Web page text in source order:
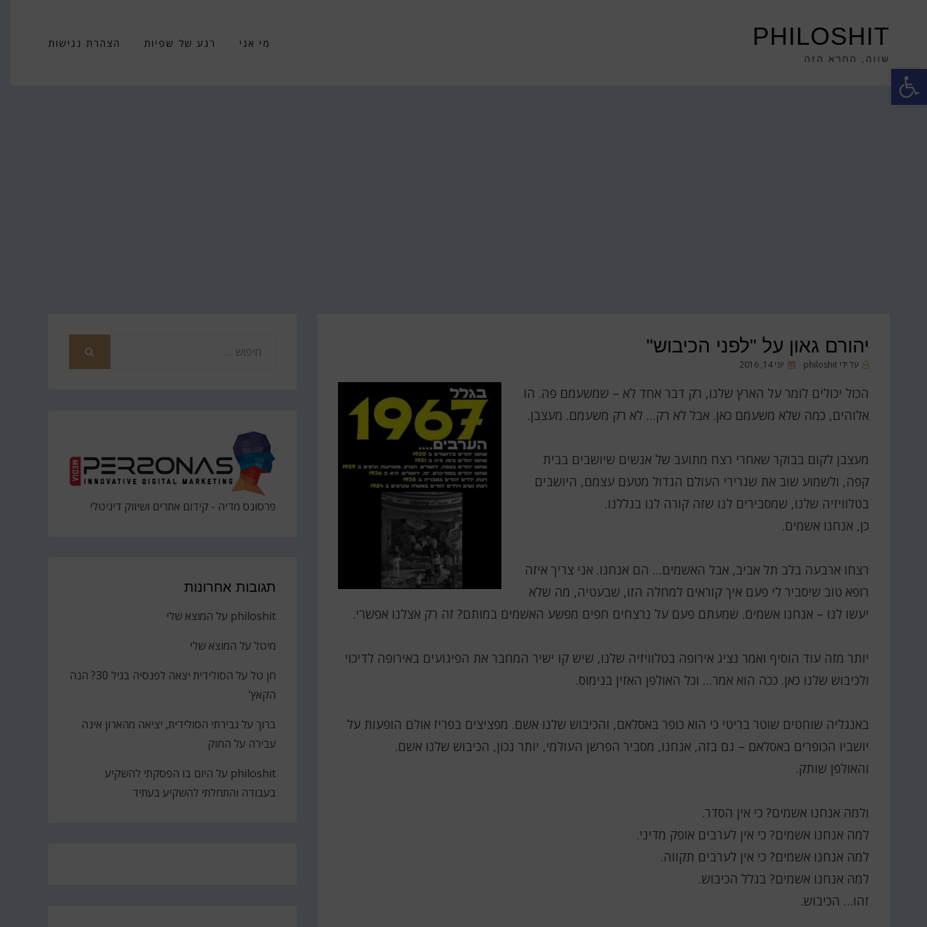
פתח סרגל נגישות
PHILOSHIT
שווה, החרא הזה
מי אני רגע של שפיות הצהרת נגישות
יהורם גאון על "לפני הכיבוש"
על ידיphiloshit
פורסם
יוני 14, 2016
הכול יכולים לומר על הארץ שלנו, רק דבר אחד לא – שמשעמם פה. הו
אלוהים, כמה שלא משעמם כאן. אבל לא רק… לא רק משעמם. מעצבן.
מעצבן לקום בבוקר שאחרי רצח מתועב של אנשים שיושבים בבית
קפה, ולשמוע שוב את שגרירי העולם הגדול מטעם עצמם, היושבים
בטלוויזיה שלנו, שמסבירים לנו שזה קורה לנו בגללנו.
כן, אנחנו אשמים.
רצחו ארבעה בלב תל אביב, אבל האשמים… הם אנחנו. אני צריך איזה
רופא טוב שיסביר לי פעם איך קוראים למחלה הזו, שבעטיה, מה שלא
יעשו לנו – אנחנו אשמים. שמעתם פעם על נרצחים חפים מפשע האשמים במותם? זה רק אצלנו אפשרי.
יותר מזה עוד הוסיף ואמר נציג אירופה בטלוויזיה שלנו, שיש קו ישיר המחבר את הפיגועים באירופה לדיכוי
ולכיבוש שלנו כאן. ככה הוא אמר… וכל האולפן האזין בנימוס.
באנגליה שוחטים שוטר בריטי כי הוא כופר באסלאם, והכיבוש שלנו אשם. מפציצים בפריז אולם הופעות על
יושביו הכופרים באסלאם – גם בזה, אנחנו, מסביר הפרשן העולמי, יותר נכון, הכיבוש שלנו אשם.
והאולפן שותק.
ולמה אנחנו אשמים? כי אין הסדר.
למה אנחנו אשמים? כי אין לערבים אופק מדיני.
למה אנחנו אשמים? כי אין לערבים תקווה.
למה אנחנו אשמים? בגלל הכיבוש.
זהו… הכיבוש.
פרסונס מדיה - קידום אתרים ושיווק דיגיטלי
תגובות אחרונות
philoshit על המוצא שלי
מיטל על המוצא שלי
חן טל על
הסולידית יצאה לפנסיה בגיל 30? הנה
הקאץ'
ברוך על גבירתי הסולידית, יציאה מהארון אינה
עבירה על החוק
philoshit על היום בו הפסקתי להשקיע
בעבודה והתחלתי להשקיע בעתיד